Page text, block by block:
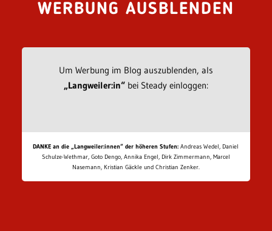
WERBUNG AUSBLENDEN
Um Werbung im Blog auszublenden, als
„Langweiler:in“bei Steady einloggen:
DANKE an die „Langweiler:innen“ der höheren Stufen: Andreas Wedel, Daniel
Schulze-Wethmar, Goto Dengo, Annika Engel, Dirk Zimmermann, Marcel
Nasemann, Kristian Gäckle und Christian Zenker.